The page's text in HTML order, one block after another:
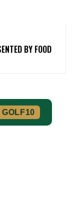
BY FOOD
GOLF10